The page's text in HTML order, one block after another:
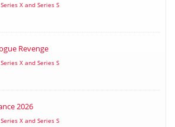
X and Series S
Revenge
X and Series S
2026
X and Series S